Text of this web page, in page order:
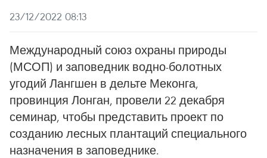
23/12/2022 08:13
Международный союз охраны природы
(МСОП) и заповедник водно-болотных
угодий Лангшен в дельте Меконга,
провинция Лонган, провели 22 декабря
семинар, чтобы представить проект по
созданию лесных плантаций специального
назначения в заповеднике.